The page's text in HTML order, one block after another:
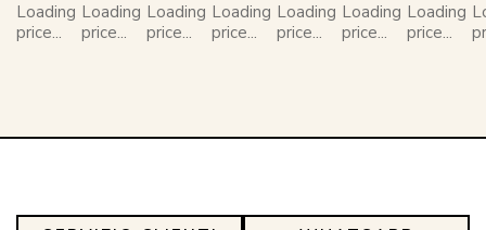
Loading
price...
Loading
price...
Loading
price...
Loading
price...
Loading
price...
Loading
price...
Loading
price...